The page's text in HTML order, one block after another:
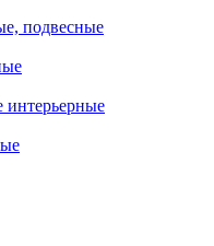
подвесные
интерьерные